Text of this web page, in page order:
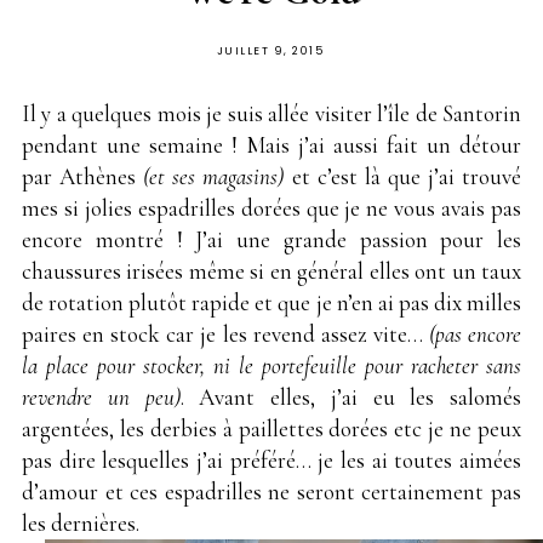
PUBLIÉ
JUILLET 9, 2015
Il y a quelques mois je suis allée visiter l’île de Santorin
pendant une semaine ! Mais j’ai aussi fait un détour
par Athènes (et ses magasins) et c’est là que j’ai trouvé
mes si jolies espadrilles dorées que je ne vous avais pas
encore montré ! J’ai une grande passion pour les
chaussures irisées même si en général elles ont un taux
de rotation plutôt rapide et que je n’en ai pas dix milles
paires en stock car je les revend assez vite… (pas encore
la place pour stocker, ni le portefeuille pour racheter sans
revendre un peu). Avant elles, j’ai eu les salomés
argentées, les derbies à paillettes dorées etc je ne peux
pas dire lesquelles j’ai préféré… je les ai toutes aimées
d’amour et ces espadrilles ne seront certainement pas
les dernières.